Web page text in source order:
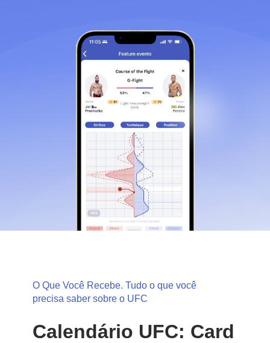
Calendário UFC: Card
O Que Você Recebe. Tudo o que você
precisa saber sobre o UFC